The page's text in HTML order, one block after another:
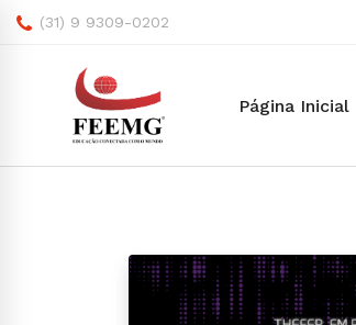
(31) 9 9309-0202
Página Inicial